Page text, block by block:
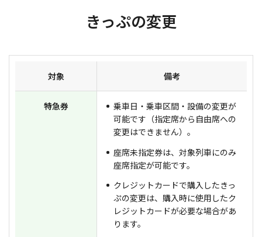
きっぷの変更
対象 備考
特急券
乗車日・乗車区間・設備の変更が
可能です（指定席から自由席への
変更はできません）。
座席未指定券は、対象列車にのみ
座席指定が可能です。
クレジットカードで購入したきっ
ぷの変更は、購入時に使用したク
レジットカードが必要な場合があ
ります。